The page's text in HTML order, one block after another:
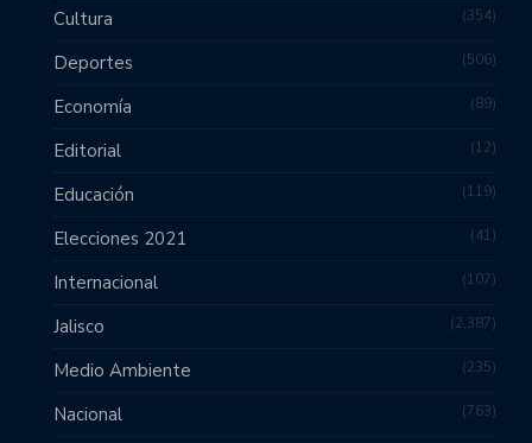
Cultura 354
Deportes 506
Economía 89
Editorial 12
Educación 119
Elecciones 2021 41
Internacional 107
Jalisco 2,387
Medio Ambiente 235
Nacional 763